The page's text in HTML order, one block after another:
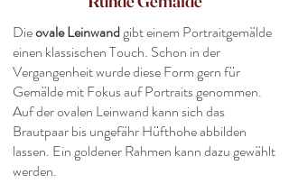
Dieovale Leinwandgibt einem Portraitgemälde
einen klassischen Touch. Schon in der
Vergangenheit wurde diese Form gern für
Gemälde mit Fokus auf Portraits genommen.
Auf der ovalen Leinwand kann sich das
Brautpaar bis ungefähr Hüfthohe abbilden
lassen. Ein goldener Rahmen kann dazu gewählt
werden.